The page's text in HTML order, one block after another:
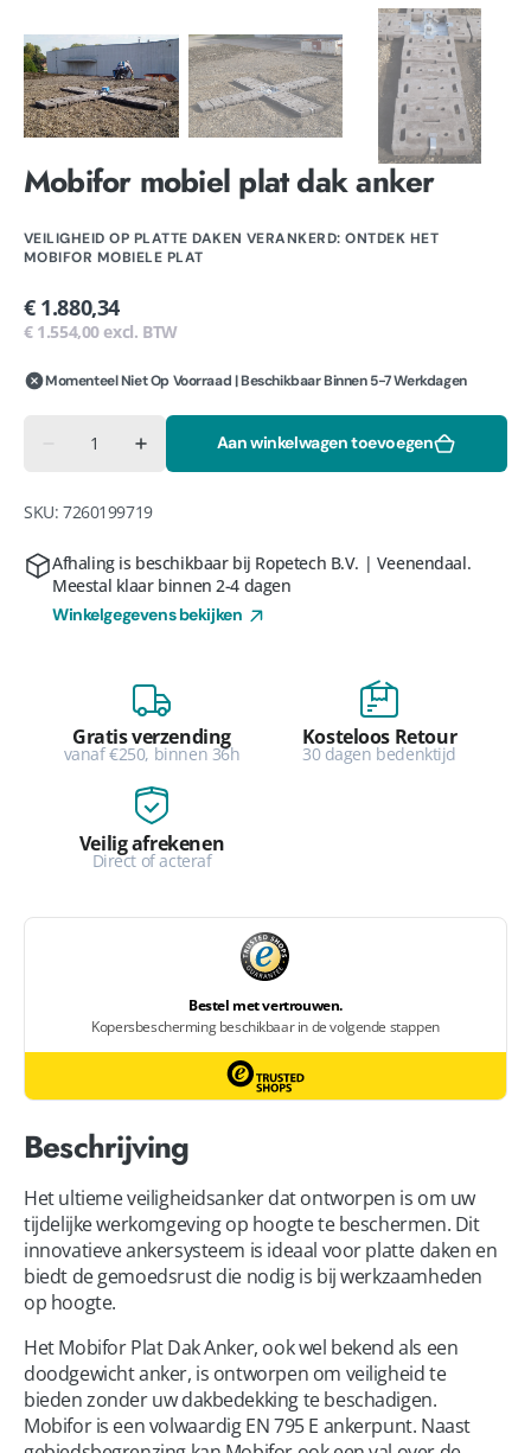
Mobifor mobiel plat dak anker
VEILIGHEID OP PLATTE DAKEN VERANKERD: ONTDEK HET
MOBIFOR MOBIELE PLAT
Normale
prijs
€ 1.880,34
€ 1.554,00 excl. BTW
Momenteel Niet Op Voorraad | Beschikbaar Binnen 5-7 Werkdagen
Mobifor
mobiel
dak
anker
Aantal
verhogen
Mobifor
mobiel
dak
anker
Aan winkelwagen toevoegen
SKU: 7260199719
Afhaling is beschikbaar bij Ropetech B.V. | Veenendaal.
Meestal klaar binnen 2-4 dagen
Winkelgegevens bekijken
Gratis verzending
vanaf €250, binnen 36h
Kosteloos Retour
30 dagen bedenktijd
Veilig afrekenen
Direct of acteraf
Beschrijving
Het ultieme veiligheidsanker dat ontworpen is om uw
tijdelijke werkomgeving op hoogte te beschermen. Dit
innovatieve ankersysteem is ideaal voor platte daken en
biedt de gemoedsrust die nodig is bij werkzaamheden
op hoogte.
Het Mobifor Plat Dak Anker, ook wel bekend als een
doodgewicht anker, is ontworpen om veiligheid te
bieden zonder uw dakbedekking te beschadigen.
Mobifor is een volwaardig EN 795 E ankerpunt. Naast